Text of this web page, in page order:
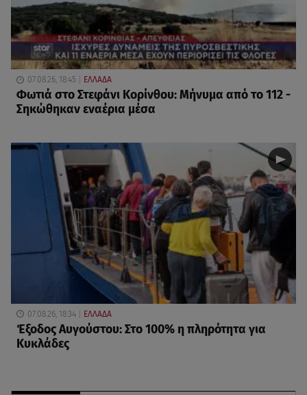
07.08.26, 18:45 ΕΛΛΑΔΑ
Φωτιά στο Στεφάνι Κορίνθου: Μήνυμα από το 112 -
Σηκώθηκαν εναέρια μέσα
07.08.26, 18:34 ΕΛΛΑΔΑ
Έξοδος Αυγούστου: Στο 100% η πληρότητα για
Κυκλάδες